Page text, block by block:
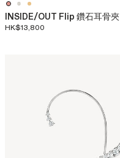
INSIDE/OUT Flip 鑽石耳骨夾
HK$13,800